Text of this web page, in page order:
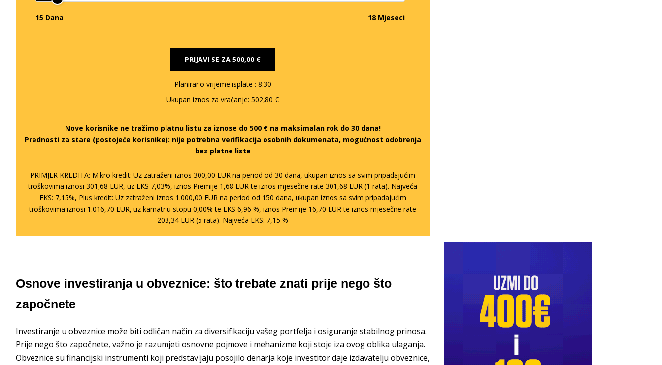
15 Dana 18 Mjeseci
PRIJAVI SE ZA 500,00 €
Planirano vrijeme isplate : 8:30
Ukupan iznos za vraćanje: 502,80 €
Nove korisnike ne tražimo platnu listu za iznose do 500 € na maksimalan rok do 30 dana!
Prednosti za stare (postojeće korisnike): nije potrebna verifikacija osobnih dokumenata, mogućnost odobrenja
bez platne liste
PRIMJER KREDITA: Mikro kredit: Uz zatraženi iznos 300,00 EUR na period od 30 dana, ukupan iznos sa svim pripadajućim
troškovima iznosi 301,68 EUR, uz EKS 7,03%, iznos Premije 1,68 EUR te iznos mjesečne rate 301,68 EUR (1 rata). Najveća
EKS: 7,15%, Plus kredit: Uz zatraženi iznos 1.000,00 EUR na period od 150 dana, ukupan iznos sa svim pripadajućim
troškovima iznosi 1.016,70 EUR, uz kamatnu stopu 0,00% te EKS 6,96 %, iznos Premije 16,70 EUR te iznos mjesečne rate
203,34 EUR (5 rata). Najveća EKS: 7,15 %
Osnove investiranja u obveznice: što trebate znati prije nego što
započnete
Investiranje u obveznice može biti odličan način za diversifikaciju vašeg portfelja i osiguranje stabilnog prinosa.
Prije nego što započnete, važno je razumjeti osnovne pojmove i mehanizme koji stoje iza ovog oblika ulaganja.
Obveznice su financijski instrumenti koji predstavljaju posojilo denarja koje investitor daje izdavatelju obveznice,